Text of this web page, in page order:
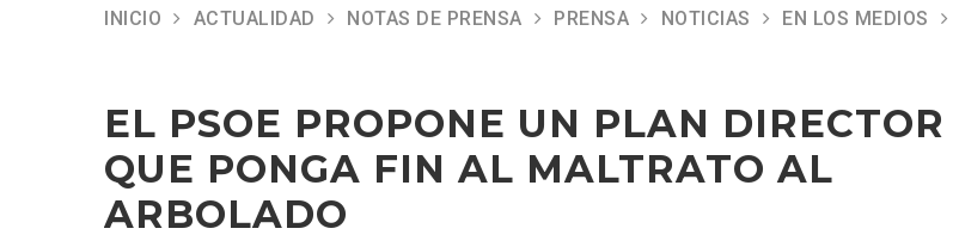
INICIO ACTUALIDAD NOTAS DE PRENSA PRENSA NOTICIAS EN LOS MEDIOS
EL PSOE PROPONE UN PLAN DIRECTOR
QUE PONGA FIN AL MALTRATO AL
ARBOLADO